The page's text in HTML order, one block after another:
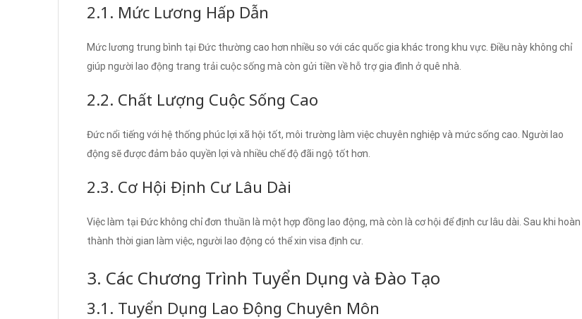
2.1. Mức Lương Hấp Dẫn
Mức lương trung bình tại Đức thường cao hơn nhiều so với các quốc gia khác trong khu vực. Điều này không chỉ
giúp người lao động trang trải cuộc sống mà còn gửi tiền về hỗ trợ gia đình ở quê nhà.
2.2. Chất Lượng Cuộc Sống Cao
Đức nổi tiếng với hệ thống phúc lợi xã hội tốt, môi trường làm việc chuyên nghiệp và mức sống cao. Người lao
động sẽ được đảm bảo quyền lợi và nhiều chế độ đãi ngộ tốt hơn.
2.3. Cơ Hội Định Cư Lâu Dài
Việc làm tại Đức không chỉ đơn thuần là một hợp đồng lao động, mà còn là cơ hội để định cư lâu dài. Sau khi hoàn
thành thời gian làm việc, người lao động có thể xin visa định cư.
3. Các Chương Trình Tuyển Dụng và Đào Tạo
3.1. Tuyển Dụng Lao Động Chuyên Môn